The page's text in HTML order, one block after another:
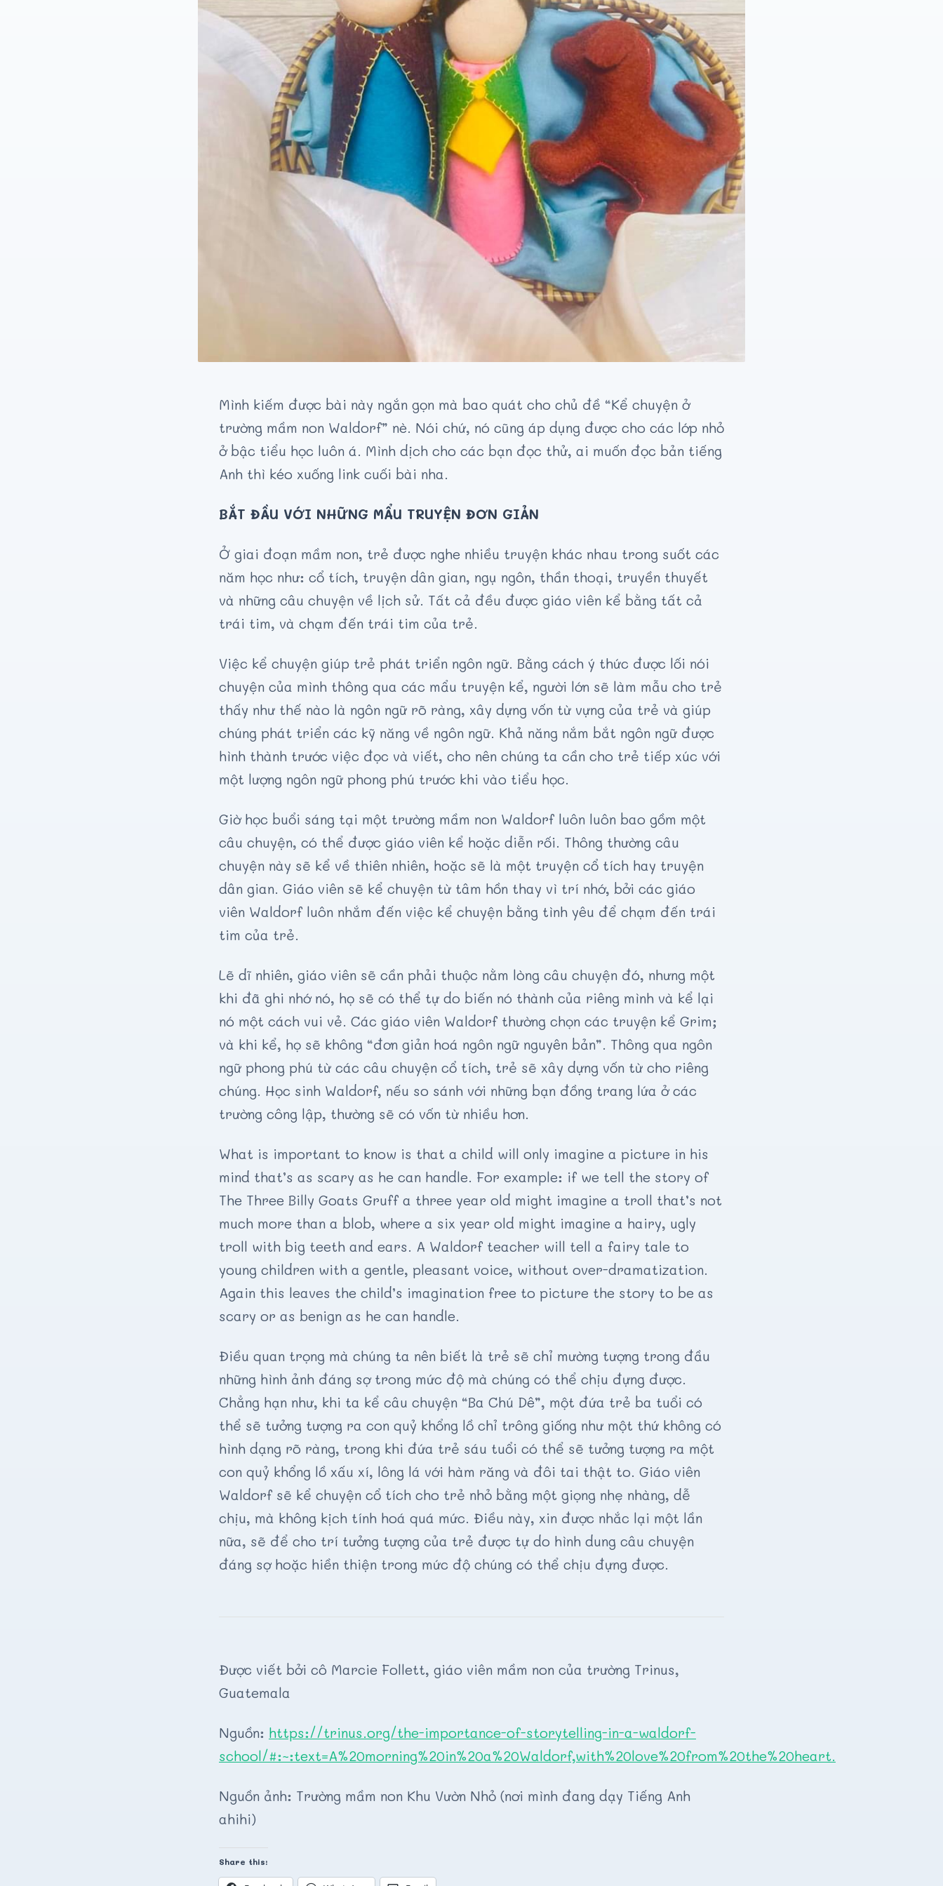
Mình kiếm được bài này ngắn gọn mà bao quát cho chủ đề “Kể chuyện ở
trường mầm non Waldorf” nè. Nói chứ, nó cũng áp dụng được cho các lớp nhỏ
ở bậc tiểu học luôn á. Mình dịch cho các bạn đọc thử, ai muốn đọc bản tiếng
Anh thì kéo xuống link cuối bài nha.
BẮT ĐẦU VỚI NHỮNG MẨU TRUYỆN ĐƠN GIẢN
Ở giai đoạn mầm non, trẻ được nghe nhiều truyện khác nhau trong suốt các
năm học như: cổ tích, truyện dân gian, ngụ ngôn, thần thoại, truyền thuyết
và những câu chuyện về lịch sử. Tất cả đều được giáo viên kể bằng tất cả
trái tim, và chạm đến trái tim của trẻ.
Việc kể chuyện giúp trẻ phát triển ngôn ngữ. Bằng cách ý thức được lối nói
chuyện của mình thông qua các mẩu truyện kể, người lớn sẽ làm mẫu cho trẻ
thấy như thế nào là ngôn ngữ rõ ràng, xây dựng vốn từ vựng của trẻ và giúp
chúng phát triển các kỹ năng về ngôn ngữ. Khả năng nắm bắt ngôn ngữ được
hình thành trước việc đọc và viết, cho nên chúng ta cần cho trẻ tiếp xúc với
một lượng ngôn ngữ phong phú trước khi vào tiểu học.
Giờ học buổi sáng tại một trường mầm non Waldorf luôn luôn bao gồm một
câu chuyện, có thể được giáo viên kể hoặc diễn rối. Thông thường câu
chuyện này sẽ kể về thiên nhiên, hoặc sẽ là một truyện cổ tích hay truyện
dân gian. Giáo viên sẽ kể chuyện từ tâm hồn thay vì trí nhớ, bởi các giáo
viên Waldorf luôn nhắm đến việc kể chuyện bằng tình yêu để chạm đến trái
tim của trẻ.
Lẽ dĩ nhiên, giáo viên sẽ cần phải thuộc nằm lòng câu chuyện đó, nhưng một
khi đã ghi nhớ nó, họ sẽ có thể tự do biến nó thành của riêng mình và kể lại
nó một cách vui vẻ. Các giáo viên Waldorf thường chọn các truyện kể Grim;
và khi kể, họ sẽ không “đơn giản hoá ngôn ngữ nguyên bản”. Thông qua ngôn
ngữ phong phú từ các câu chuyện cổ tích, trẻ sẽ xây dựng vốn từ cho riêng
chúng. Học sinh Waldorf, nếu so sánh với những bạn đồng trang lứa ở các
trường công lập, thường sẽ có vốn từ nhiều hơn.
What is important to know is that a child will only imagine a picture in his
mind that’s as scary as he can handle. For example: if we tell the story of
The Three Billy Goats Gruff a three year old might imagine a troll that’s not
much more than a blob, where a six year old might imagine a hairy, ugly
troll with big teeth and ears. A Waldorf teacher will tell a fairy tale to
young children with a gentle, pleasant voice, without over-dramatization.
Again this leaves the child’s imagination free to picture the story to be as
scary or as benign as he can handle.
Điều quan trọng mà chúng ta nên biết là trẻ sẽ chỉ mường tượng trong đầu
những hình ảnh đáng sợ trong mức độ mà chúng có thể chịu đựng được.
Chẳng hạn như, khi ta kể câu chuyện “Ba Chú Dê”, một đứa trẻ ba tuổi có
thể sẽ tưởng tượng ra con quỷ khổng lồ chỉ trông giống như một thứ không có
hình dạng rõ ràng, trong khi đứa trẻ sáu tuổi có thể sẽ tưởng tượng ra một
con quỷ khổng lồ xấu xí, lông lá với hàm răng và đôi tai thật to. Giáo viên
Waldorf sẽ kể chuyện cổ tích cho trẻ nhỏ bằng một giọng nhẹ nhàng, dễ
chịu, mà không kịch tính hoá quá mức. Điều này, xin được nhắc lại một lần
nữa, sẽ để cho trí tưởng tượng của trẻ được tự do hình dung câu chuyện
đáng sợ hoặc hiền thiện trong mức độ chúng có thể chịu đựng được.
Được viết bởi cô Marcie Follett, giáo viên mầm non của trường Trinus,
Guatemala
Nguồn: https://trinus.org/the-importance-of-storytelling-in-a-waldorf-
school/#:~:text=A%20morning%20in%20a%20Waldorf,with%20love%20from%20the%20heart.
Nguồn ảnh: Trường mầm non Khu Vườn Nhỏ (nơi mình đang dạy Tiếng Anh
ahihi)
Share this: